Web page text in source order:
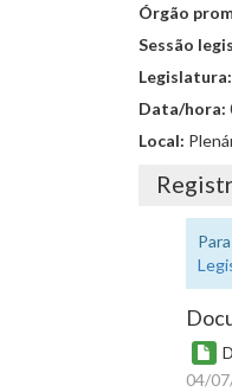
Órgão
Sessão
Legislatura:
Data/hora:
Local:
04/